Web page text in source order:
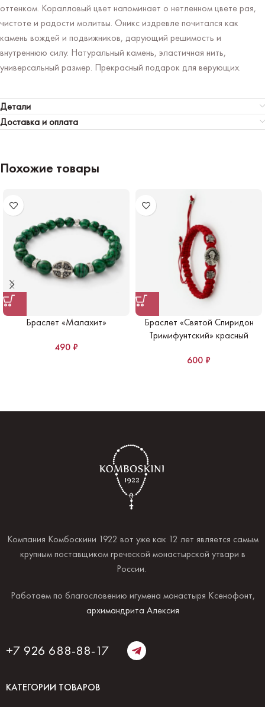
оттенком. Коралловый цвет напоминает о нетленном цвете рая,
чистоте и радости молитвы. Оникс издревле почитался как
камень вождей и подвижников, дарующий решимость и
внутреннюю силу. Натуральный камень, эластичная нить,
универсальный размер. Прекрасный подарок для верующих.
Детали
Доставка и оплата
Похожие товары
Браслет «Малахит»
490 ₽
Браслет «Святой Спиридон
Тримифунтский» красный
600 ₽
Компания Комбоскини 1922 вот уже как 12 лет является самым
крупным поставщиком греческой монастырской утвари в
России.
Работаем по благословению игумена монастыря Ксенофонт,
архимандрита Алексия
+7 926 688-88-17
КАТЕГОРИИ ТОВАРОВ